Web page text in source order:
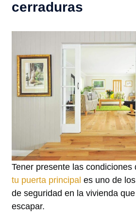
cerraduras
Tener presente las condiciones
tu puerta principal es uno de
de seguridad en la vivienda
escapar.